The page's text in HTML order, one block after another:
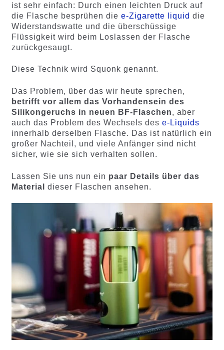
en
en
ist sehr einfach: Durch einen leichten Druck auf
die Flasche besprühen die e-Zigarette liquid die
Widerstandswatte und die überschüssige
Flüssigkeit wird beim Loslassen der Flasche
zurückgesaugt.
Diese Technik wird Squonk genannt.
Das Problem, über das wir heute sprechen,
betrifft vor allem das Vorhandensein des
Silikongeruchs in neuen BF-Flaschen, aber
auch das Problem des Wechsels des e-Liquids
innerhalb derselben Flasche. Das ist natürlich ein
großer Nachteil, und viele Anfänger sind nicht
sicher, wie sie sich verhalten sollen.
Lassen Sie uns nun ein paar Details über das
Material dieser Flaschen ansehen.